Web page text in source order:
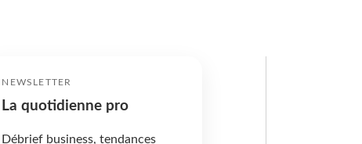
NEWSLETTER
La quotidienne pro
Débrief business, tendances